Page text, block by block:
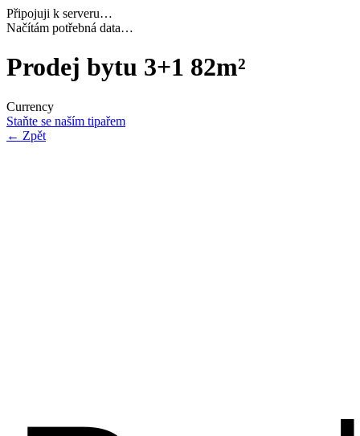
Připojuji k serveru…
Dokončuji inicializaci…
Prodej bytu 3+1 82m²
Currency
Staňte se naším tipařem
← Zpět